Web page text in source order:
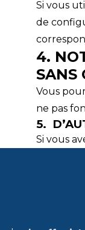
Si vous
de
4.
SANS
Vous
ne pas
5.
Si vous